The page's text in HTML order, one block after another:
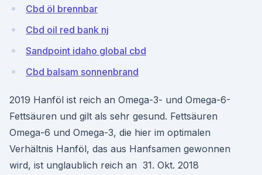
Cbd öl brennbar
Cbd oil red bank nj
Sandpoint idaho global cbd
Cbd balsam sonnenbrand
2019 Hanföl ist reich an Omega-3- und Omega-6-
Fettsäuren und gilt als sehr gesund. Fettsäuren
Omega-6 und Omega-3, die hier im optimalen
Verhältnis Hanföl, das aus Hanfsamen gewonnen
wird, ist unglaublich reich an 31. Okt. 2018